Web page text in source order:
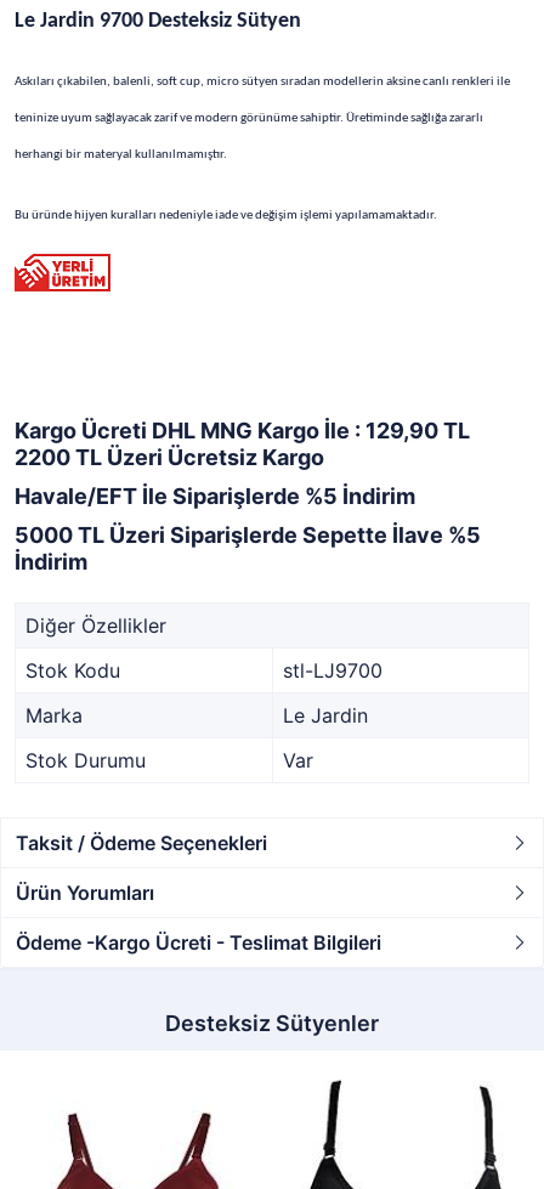
Le Jardin 9700 Desteksiz Sütyen
Askıları çıkabilen, balenli, soft cup, micro sütyen sıradan modellerin aksine canlı renkleri ile
teninize uyum sağlayacak zarif ve modern görünüme sahiptir. Üretiminde sağlığa zararlı
herhangi bir materyal kullanılmamıştır.
Bu üründe hijyen kuralları nedeniyle iade ve değişim işlemi yapılamamaktadır.
Kargo Ücreti DHL MNG Kargo İle : 129,90 TL
2200 TL Üzeri Ücretsiz Kargo
Havale/EFT İle Siparişlerde %5 İndirim
5000 TL Üzeri Siparişlerde Sepette İlave %5
İndirim
Diğer Özellikler
Stok Kodu
stl-LJ9700
Marka
Le Jardin
Stok Durumu
Var
Taksit / Ödeme Seçenekleri
Ürün Yorumları
Ödeme -Kargo Ücreti - Teslimat Bilgileri
Desteksiz Sütyenler